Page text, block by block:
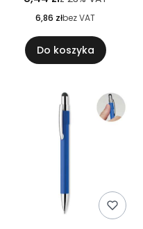
6,86 złbez VAT
Do koszyka